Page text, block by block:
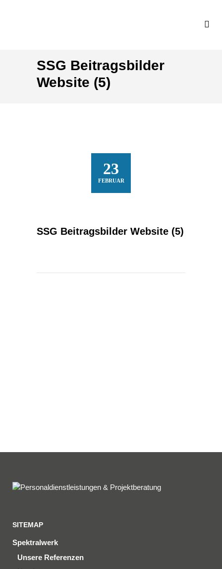
SSG Beitragsbilder
Website (5)
23
FEBRUAR
SSG Beitragsbilder Website (5)
SITEMAP
Spektralwerk
Unsere Referenzen